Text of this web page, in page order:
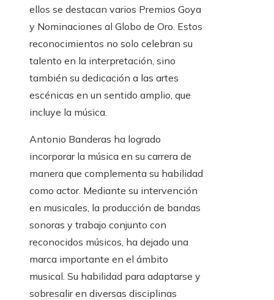
ellos se destacan varios Premios Goya
y Nominaciones al Globo de Oro. Estos
reconocimientos no solo celebran su
talento en la interpretación, sino
también su dedicación a las artes
escénicas en un sentido amplio, que
incluye la música.
Antonio Banderas ha logrado
incorporar la música en su carrera de
manera que complementa su habilidad
como actor. Mediante su intervención
en musicales, la producción de bandas
sonoras y trabajo conjunto con
reconocidos músicos, ha dejado una
marca importante en el ámbito
musical. Su habilidad para adaptarse y
sobresalir en diversas disciplinas